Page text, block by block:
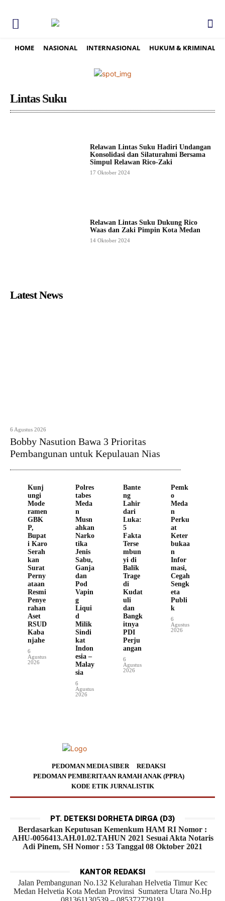
HOME NASIONAL INTERNASIONAL HUKUM & KRIMINAL
Lintas Suku
Relawan Lintas Suku Hadiri Undangan
Konsolidasi dan Silaturahmi Bersama
Simpul Relawan Rico-Zaki
17 Oktober 2024
Relawan Lintas Suku Dukung Rico
Waas dan Zaki Pimpin Kota Medan
14 Oktober 2024
Latest News
6 Agustus 2026
Bobby Nasution Bawa 3 Prioritas
Pembangunan untuk Kepulauan Nias
Kunj
ungi
Mode
ramen
GBK
P,
Bupat
i Karo
Serah
kan
Surat
Perny
ataan
Resmi
Penye
rahan
Aset
RSUD
Kaba
njahe
6
Agustus
2026
Polres
tabes
Meda
n
Musn
ahkan
Narko
tika
Jenis
Sabu,
Ganja
dan
Pod
Vapin
g
Liqui
d
Milik
Sindi
kat
Indon
esia –
Malay
sia
6
Agustus
2026
Bante
ng
Lahir
dari
Luka:
5
Fakta
Terse
mbun
yi di
Balik
Trage
di
Kudat
uli
dan
Bangk
itnya
PDI
Perju
angan
6
Agustus
2026
Pemk
o
Meda
n
Perku
at
Keter
bukaa
n
Infor
masi,
Cegah
Sengk
eta
Publi
k
6
Agustus
2026
PEDOMAN MEDIA SIBER
REDAKSI
PEDOMAN PEMBERITAAN RAMAH ANAK (PPRA)
KODE ETIK JURNALISTIK
PT. DETEKSI DORHETA DIRGA (D3)
Berdasarkan Keputusan Kemenkum HAM RI Nomor :
AHU-0056413.AH.01.02.TAHUN 2021 Sesuai Akta Notaris
Adi Pinem, SH Nomor : 53 Tanggal 08 Oktober 2021
KANTOR REDAKSI
Jalan Pembangunan No.132 Kelurahan Helvetia Timur Kec
Medan Helvetia Kota Medan Provinsi Sumatera Utara No.Hp